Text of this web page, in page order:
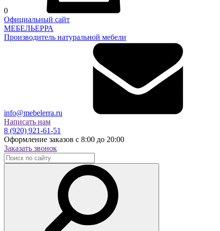
0
Официальный сайт
МЕБЕЛЬЕРРА
Производитель натуральной мебели
info@mebelerra.ru
Написать нам
8 (920) 921-61-51
Оформление заказов с 8:00 до 20:00
Заказать звонок